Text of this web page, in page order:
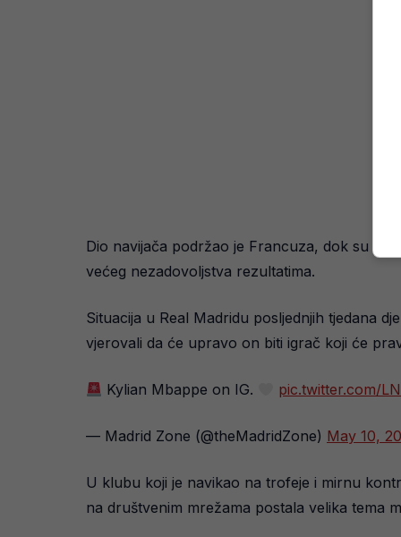
Dio navijača podržao je Francuza, dok su
većeg nezadovoljstva rezultatima.
Situacija u Real Madridu posljednjih tjedana
vjerovali da će upravo on biti igrač koji će
Kylian Mbappe on IG. pic.twitter.com/
— Madrid Zone (@theMadridZone) May 10,
U klubu koji je navikao na trofeje i mirnu
na društvenim mrežama postala velika tema